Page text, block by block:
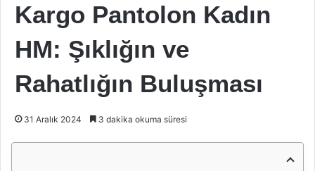
Kargo Pantolon Kadın
HM: Şıklığın ve
Rahatlığın Buluşması
31 Aralık 2024 3 dakika okuma süresi